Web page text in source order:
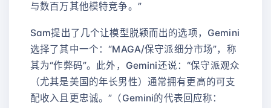
与数百万其他模特竞争。”
Sam提出了几个让模型脱颖而出的选项，Gemini
选择了其中一个：“MAGA/保守派细分市场”，称
其为“作弊码”。此外，Gemini还说：“保守派观众
（尤其是美国的年长男性）通常拥有更高的可支
配收入且更忠诚。”（Gemini的代表回应称：